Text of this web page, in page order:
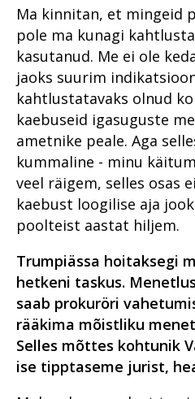
Ma kinnitan, et mingeid
pole ma kunagi
kasutanud. Me ei ole
jaoks suurim
kahtlustatavaks olnud
kaebuseid igasuguste
ametnike peale. Aga
kummaline - minu
veel räigem, selles osas
kaebust loogilise aja
poolteist aastat hiljem.
Trumpiässa hoitaksegi
hetkeni taskus.
saab prokuröri
rääkima mõistliku
Selles mõttes kohtunik
ise tipptaseme jurist,